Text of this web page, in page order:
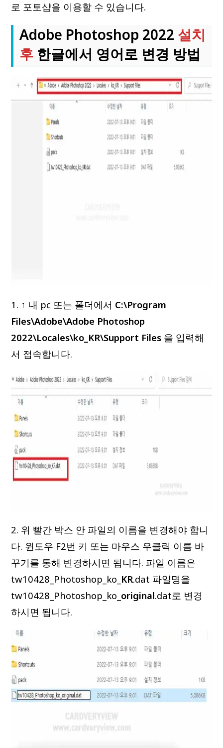
로 포토샵을 이용할 수 있습니다.
Adobe Photoshop 2022 설치
후 한글에서 영어로 변경 방법
1. ↑ 내 pc 또는 폴더에서 C:\Program
Files\Adobe\Adobe Photoshop
2022\Locales\ko_KR\Support Files 을 입력해
서 접속합니다.
2. 위 빨간 박스 안 파일의 이름을 변경해야 합니
다. 윈도우 F2번 키 또는 마우스 우클릭 이름 바
꾸기를 통해 변경하시면 됩니다. 파일 이름은
tw10428_Photoshop_ko_ KR.dat 파일명을
tw10428_Photoshop_ko_ original.dat로 변경
하시면 됩니다.